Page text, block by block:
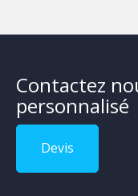
Contactez
personnalisé
Devis